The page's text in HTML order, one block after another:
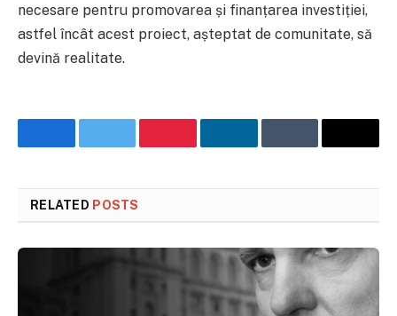
necesare pentru promovarea și finanțarea investiției,
astfel încât acest proiect, așteptat de comunitate, să
devină realitate.
FacebookTwitter PinterestLinkedInTumblr Email
RELATED POSTS